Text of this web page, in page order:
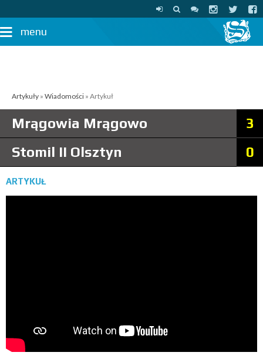
menu
Artykuły » Wiadomości » Artykuł
Mrągowia Mrągowo
3
Stomil II Olsztyn
0
ARTYKUŁ